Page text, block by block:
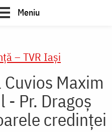
Meniu
– TVR Iași
Maxim
Pr. Dragoș
credinței